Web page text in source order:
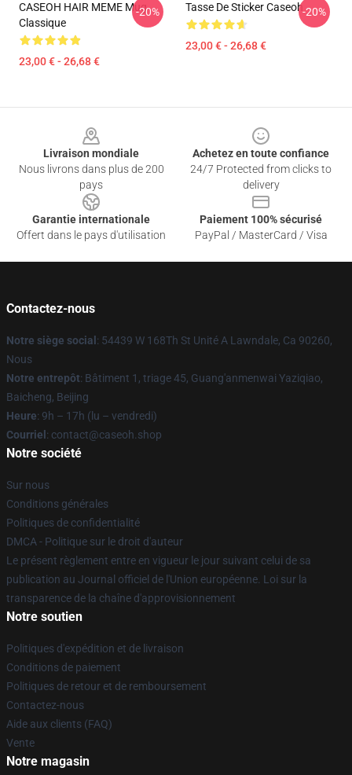
CASEOH HAIR MEME Mug
Classique
23,00 € - 26,68 €
-20% Tasse De Sticker Caseoh
23,00 € - 26,68 €
-20%
Livraison mondiale
Nous livrons dans plus de 200
pays
Achetez en toute confiance
24/7 Protected from clicks to
delivery
Garantie internationale
Offert dans le pays d'utilisation
Paiement 100% sécurisé
PayPal / MasterCard / Visa
Contactez-nous
Notre siège social : 54439 W 168Th St Unité A Lawndale, Ca 90260,
Nous
Notre entrepôt: Bâtiment 1, triage 45, Guang'anmenwai Yaziqiao,
Baicheng, Beijing
Heure: 9h – 17h (lu – vendredi)
Courriel : contact@caseoh.shop
Notre société
Sur nous
Conditions générales
Politiques de confidentialité
DMCA - Politique sur le droit d'auteur
Le présent règlement entre en vigueur le jour suivant celui de sa
publication au Journal officiel de l'Union européenne. Loi sur la
transparence de la chaîne d'approvisionnement
Notre soutien
Politiques d'expédition et de livraison
Conditions de paiement
Politiques de retour et de remboursement
Contactez-nous
Aide aux clients (FAQ)
Vente
Notre magasin